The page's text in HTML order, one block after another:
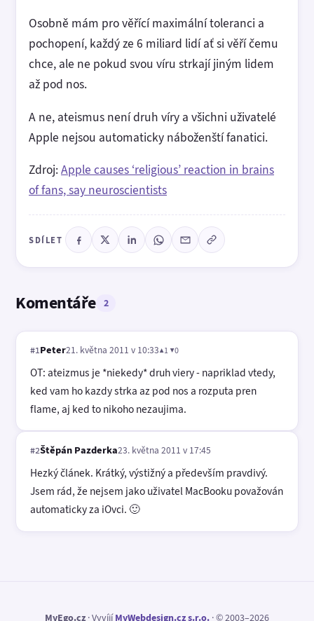
Osobně mám pro věřící maximální toleranci a
pochopení, každý ze 6 miliard lidí ať si věří čemu
chce, ale ne pokud svou víru strkají jiným lidem
až pod nos.
A ne, ateismus není druh víry a všichni uživatelé
Apple nejsou automaticky náboženští fanatici.
Zdroj:Apple causes ‘religious’ reaction in brains
of fans, say neuroscientists
SDÍLET
Komentáře 2
#1Peter21. května 2011 v 10:33▲1 ▼0
OT: ateizmus je *niekedy* druh viery - napriklad vtedy,
ked vam ho kazdy strka az pod nos a rozputa pren
flame, aj ked to nikoho nezaujima.
#2Štěpán Pazderka23. května 2011 v 17:45
Hezký článek. Krátký, výstižný a především pravdivý.
Jsem rád, že nejsem jako uživatel MacBooku považován
automaticky za iOvci. 🙂
MyEgo.cz · VyvíjíMyWebdesign.cz s.r.o. · © 2003–2026